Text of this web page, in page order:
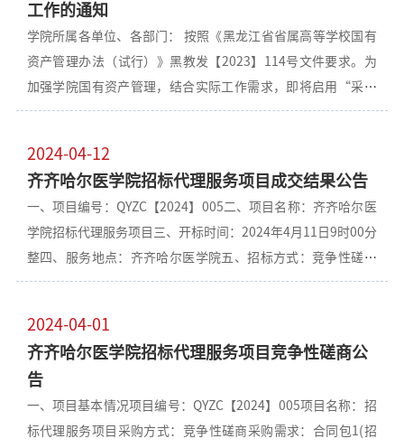
日
工作的通知
学院所属各单位、各部门： 按照《黑龙江省省属高等学校国有
资产管理办法（试行）》黑教发【2023】114号文件要求。为
加强学院国有资产管理，结合实际工作需求，即将启用“采资
一体化管理平台”，平台包含资产管理、采购申报审批、设备
体化管理平台”(第一期)培训工作，具体通知如下：一、培训时
间：2024年7月9日（下周二）下午14：00 。二、培训地点：
计算机实验中心教学主楼南区405教室。三、培训人员：各所属
单位、部门资产管理员。四、相关要求：1、各单位、部门要高
度重视，准时参加，不得缺席，本次培训将记入学院资产年度
一)17:00点前，将《资产管理员信息采集表》电子版（附件
一）报送至国有资产管理处邮箱gzc@qmu.edu.cn。联系电
话：0452-2663401 联系人：李老师、徐老师附件一：附表
一：资产管理员信息采集表.xlsx国有资产管理处 2024年7月5日
2024-04-12
齐齐哈尔医学院招标代理服务项目成交结果公告
一、项目编号：QYZC【2024】005二、项目名称：齐齐哈尔医
学院招标代理服务项目三、开标时间：2024年4月11日9时00分
整四、服务地点：齐齐哈尔医学院五、招标方式：竞争性磋商
六、成交信息1黑龙江立诚项目管理有限公司2黑龙江鼎投工程
尔市中龙招标代理有限公司5黑龙江君瀚工程项目管理有限公司
落标供应商名称序号单位名称落标理由6黑龙江毅泽工程管理有
限公司综合排名第67深圳市昊源建设监理有限公司综合排名第
78黑龙江省众捷诚工程项目管理有限责任公司综合排名第89黑
龙江鼎宽建设工程项目管理有限公司综合排名第910黑龙江建平
2024-04-01
齐齐哈尔医学院招标代理服务项目竞争性磋商公
告
一、项目基本情况项目编号：QYZC【2024】005项目名称：招
标代理服务项目采购方式：竞争性磋商采购需求：合同包1(招